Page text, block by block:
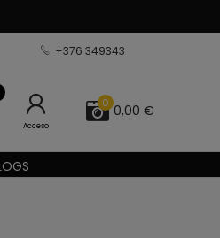
+376 349343
Acceso
0 0,00 €